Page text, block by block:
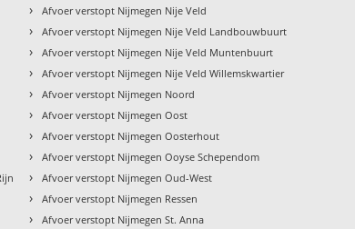
› Afvoer verstopt Nijmegen Nije Veld
› Afvoer verstopt Nijmegen Nije Veld Landbouwbuurt
› Afvoer verstopt Nijmegen Nije Veld Muntenbuurt
› Afvoer verstopt Nijmegen Nije Veld Willemskwartier
› Afvoer verstopt Nijmegen Noord
› Afvoer verstopt Nijmegen Oost
› Afvoer verstopt Nijmegen Oosterhout
› Afvoer verstopt Nijmegen Ooyse Schependom
› Afvoer verstopt Nijmegen Oud-West
› Afvoer verstopt Nijmegen Ressen
› Afvoer verstopt Nijmegen St. Anna